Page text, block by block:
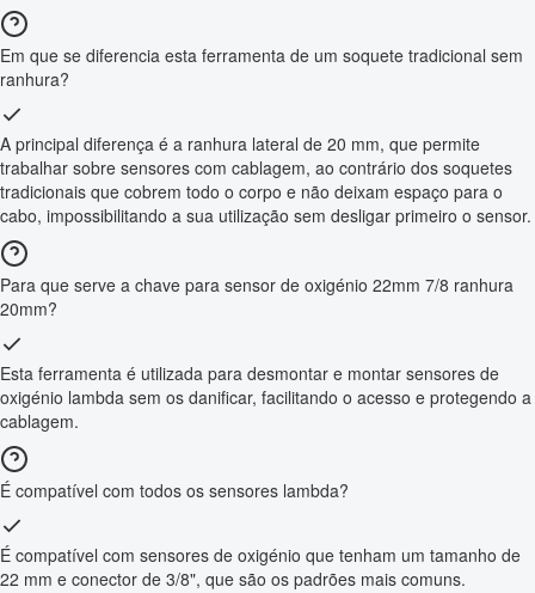
Em que se diferencia esta ferramenta de um soquete tradicional sem
ranhura?
A principal diferença é a ranhura lateral de 20 mm, que permite
trabalhar sobre sensores com cablagem, ao contrário dos soquetes
tradicionais que cobrem todo o corpo e não deixam espaço para o
cabo, impossibilitando a sua utilização sem desligar primeiro o sensor.
Para que serve a chave para sensor de oxigénio 22mm 7/8 ranhura
20mm?
Esta ferramenta é utilizada para desmontar e montar sensores de
oxigénio lambda sem os danificar, facilitando o acesso e protegendo a
cablagem.
É compatível com todos os sensores lambda?
É compatível com sensores de oxigénio que tenham um tamanho de
22 mm e conector de 3/8", que são os padrões mais comuns.